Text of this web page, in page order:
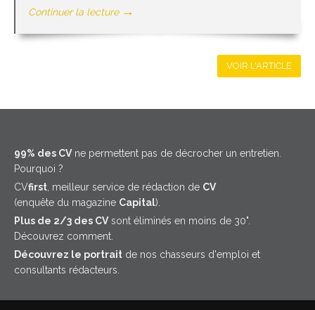
Continuer la lecture →
VOIR L'ARTICLE
99% des CVne permettent pas de décrocher un entretien.
Pourquoi ?
CVfirst , meilleur service de rédaction de CV
(enquête du magazine Capital).
Plus de 2/3 des CVsont éliminés en moins de 30".
Découvrez comment.
Découvrez le portrait de nos chasseurs d'emploi et
consultants rédacteurs.